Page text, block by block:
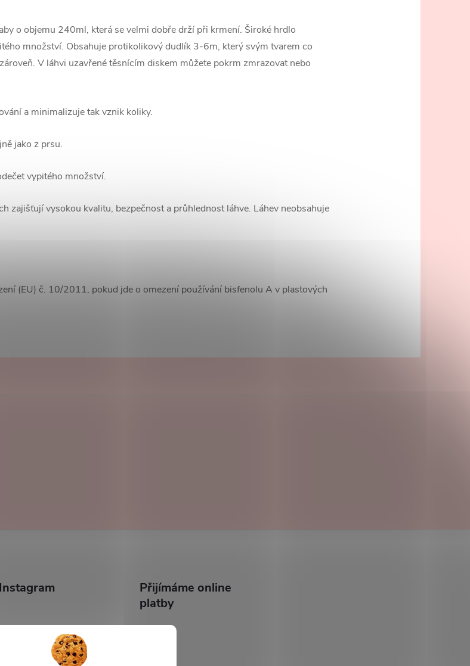
o objemu 240ml, která se velmi dobře drží při krmení. Široké hrdlo
množství. Obsahuje protikolikový dudlík 3-6m, který svým tvarem co
V láhvi uzavřené těsnícím diskem můžete pokrm zmrazovat nebo
a minimalizuje tak vznik koliky.
jako z prsu.
vypitého množství.
zajišťují vysokou kvalitu, bezpečnost a průhlednost láhve. Láhev neobsahuje
(EU) č. 10/2011, pokud jde o omezení používání bisfenolu A v plastových
Instagram
Přijímáme online
platby